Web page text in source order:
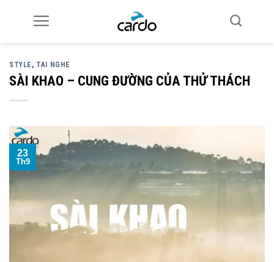
STYLE , TAI NGHE
SÀI KHAO – CUNG ĐƯỜNG CỦA THỬ THÁCH
23
Th9